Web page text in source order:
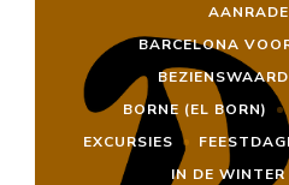
BARCELONA
BORNE (EL BORN)
EXCURSIES
IN DE WINTER